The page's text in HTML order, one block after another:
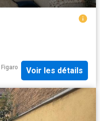
Figaro
Voir les détails